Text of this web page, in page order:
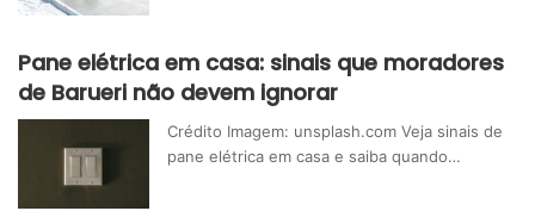
Pane elétrica em casa: sinais que moradores
de Barueri não devem ignorar
Crédito Imagem: unsplash.com Veja sinais de
pane elétrica em casa e saiba quando…